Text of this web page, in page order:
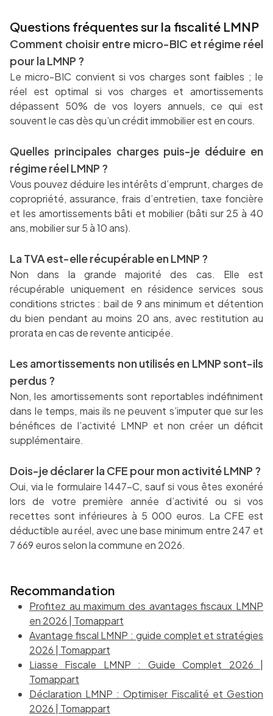
Questions fréquentes sur la fiscalité LMNP
Comment choisir entre micro-BIC et régime réel
pour la LMNP ?
Le micro-BIC convient si vos charges sont faibles ; le
réel est optimal si vos charges et amortissements
dépassent 50% de vos loyers annuels, ce qui est
souvent le cas dès qu’un crédit immobilier est en cours.
Quelles principales charges puis-je déduire en
régime réel LMNP ?
Vous pouvez déduire les intérêts d’emprunt, charges de
copropriété, assurance, frais d’entretien, taxe foncière
et les amortissements bâti et mobilier (bâti sur 25 à 40
ans, mobilier sur 5 à 10 ans).
La TVA est-elle récupérable en LMNP ?
Non dans la grande majorité des cas. Elle est
récupérable uniquement en résidence services sous
conditions strictes : bail de 9 ans minimum et détention
du bien pendant au moins 20 ans, avec restitution au
prorata en cas de revente anticipée.
Les amortissements non utilisés en LMNP sont-ils
perdus ?
Non, les amortissements sont reportables indéfiniment
dans le temps, mais ils ne peuvent s’imputer que sur les
bénéfices de l’activité LMNP et non créer un déficit
supplémentaire.
Dois-je déclarer la CFE pour mon activité LMNP ?
Oui, via le formulaire 1447-C, sauf si vous êtes exonéré
lors de votre première année d’activité ou si vos
recettes sont inférieures à 5 000 euros. La CFE est
déductible au réel, avec une base minimum entre 247 et
7 669 euros selon la commune en 2026.
Recommandation
Profitez au maximum des avantages fiscaux LMNP
en 2026 | Tomappart
Avantage fiscal LMNP : guide complet et stratégies
2026 | Tomappart
Liasse Fiscale LMNP : Guide Complet 2026 |
Tomappart
Déclaration LMNP : Optimiser Fiscalité et Gestion
2026 | Tomappart